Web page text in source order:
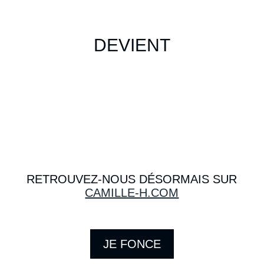
DEVIENT
RETROUVEZ-NOUS DÉSORMAIS SUR
CAMILLE-H.COM
JE FONCE